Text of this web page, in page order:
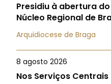
Presidiu à abertura
Núcleo Regional de
Arquidiocese de Braga
8 agosto 2026
Nos Serviços Centrais